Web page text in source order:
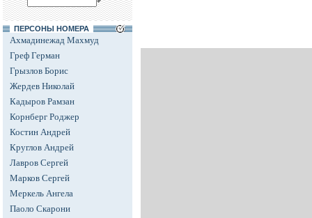
ПЕРСОНЫ НОМЕРА
Ахмадинежад Махмуд
Греф Герман
Грызлов Борис
Жердев Николай
Кадыров Рамзан
Корнберг Роджер
Костин Андрей
Круглов Андрей
Лавров Сергей
Марков Сергей
Меркель Ангела
Паоло Скарони